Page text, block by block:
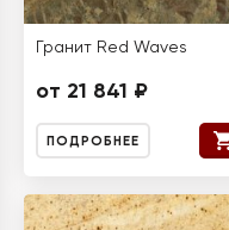
Гранит Red Waves
от 21 841 ₽
ПОДРОБНЕЕ